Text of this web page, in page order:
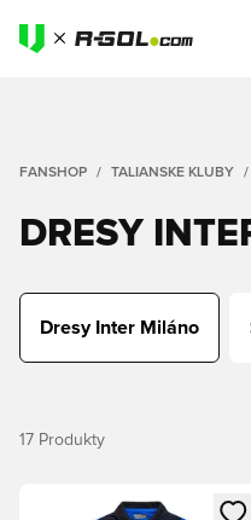
FANSHOP TALIANSKE KLUBY
DRESY
Dresy Inter Miláno
17 Produkty
Otvorí modál na